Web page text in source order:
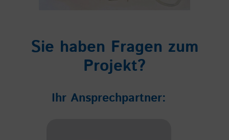
Sie haben Fragen zum
Projekt?
Ihr Ansprechpartner: